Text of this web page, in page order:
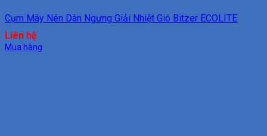
Cụm Máy Nén Dàn Ngưng Giải Nhiệt Gió Bitzer ECOLITE
Liên hệ
Mua hàng